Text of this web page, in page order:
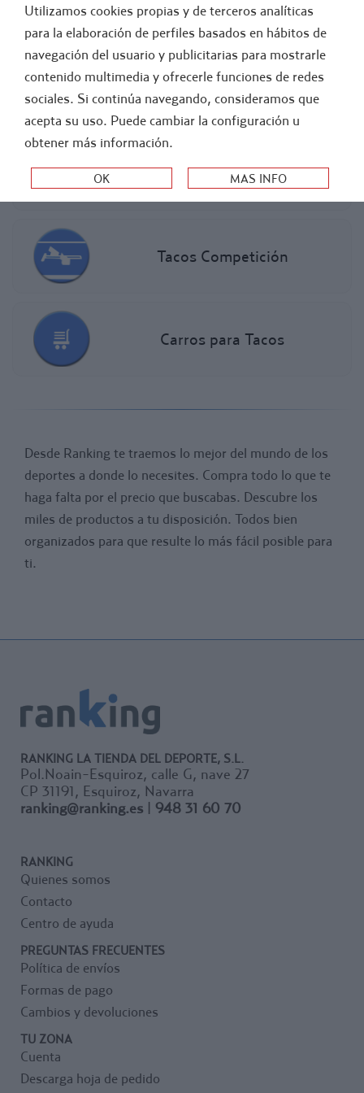
ATLETISMO > CARRERA VALLAS
TACOS DE SALIDA
Tacos Iniciación y Entrenamiento
Tacos Competición
Carros para Tacos
Desde Ranking te traemos lo mejor del mundo de los
deportes a donde lo necesites. Compra todo lo que te
haga falta por el precio que buscabas. Descubre los
miles de productos a tu disposición. Todos bien
organizados para que resulte lo más fácil posible para
ti.
RANKING LA TIENDA DEL DEPORTE, S.L.
Pol.Noain-Esquiroz, calle G, nave 27
CP 31191, Esquiroz, Navarra
ranking@ranking.es | 948 31 60 70
RANKING
Quienes somos
Contacto
Centro de ayuda
PREGUNTAS FRECUENTES
Política de envíos
Formas de pago
Cambios y devoluciones
TU ZONA
Cuenta
Descarga hoja de pedido
Utilizamos cookies propias y de terceros analíticas
para la elaboración de perfiles basados en hábitos de
navegación del usuario y publicitarias para mostrarle
contenido multimedia y ofrecerle funciones de redes
sociales. Si continúa navegando, consideramos que
acepta su uso. Puede cambiar la configuración u
obtener más información.